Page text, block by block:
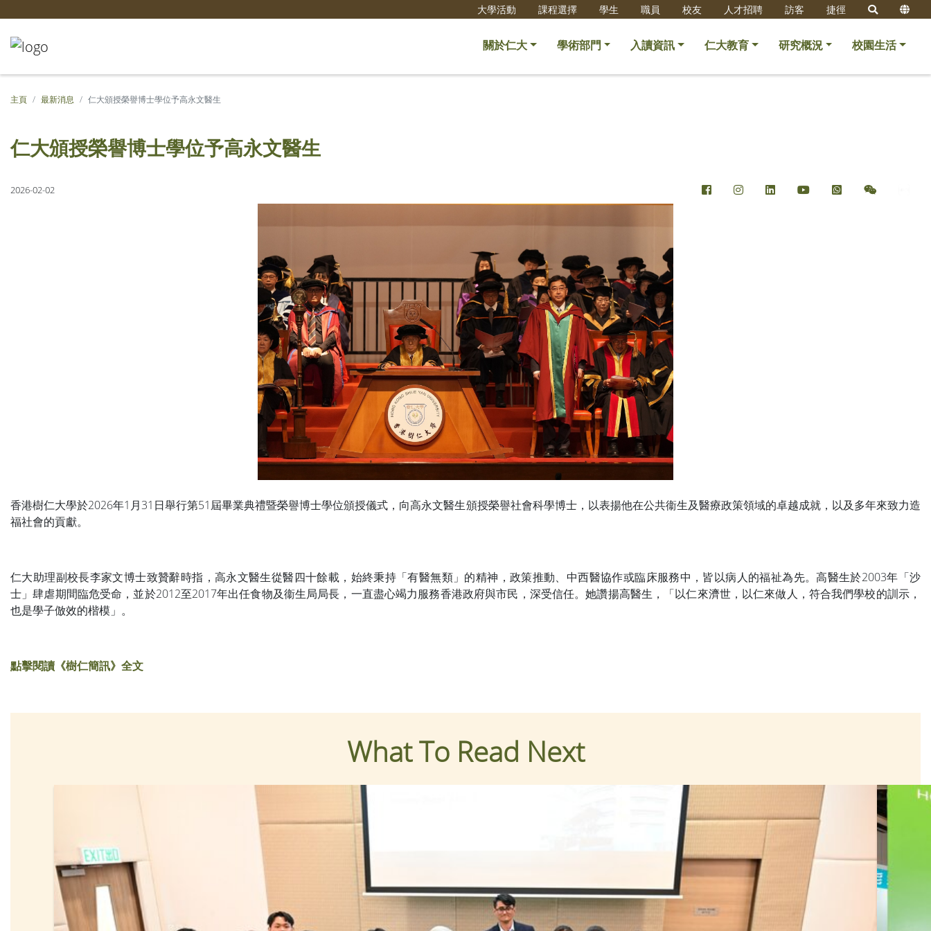
大學活動 課程選擇 學生 職員 校友 人才招聘 訪客 捷徑
關於仁大 學術部門 入讀資訊 仁大教育 研究概況 校園生活
主頁 最新消息 仁大頒授榮譽博士學位予高永文醫生
仁大頒授榮譽博士學位予高永文醫生
2026-02-02
香港樹仁大學於2026年1月31日舉行第51屆畢業典禮暨榮譽博士學位頒授儀式，向高永文醫生頒授榮譽社會科學博士，以表揚他在公共衞生及醫療政策領域的卓越成就，以及多年來致力造
福社會的貢獻。
仁大助理副校長李家文博士致贊辭時指，高永文醫生從醫四十餘載，始終秉持「有醫無類」的精神，政策推動、中西醫協作或臨床服務中，皆以病人的福祉為先。高醫生於2003年「沙
士」肆虐期間臨危受命，並於2012至2017年出任食物及衞生局局長，一直盡心竭力服務香港政府與市民，深受信任。她讚揚高醫生，「以仁來濟世，以仁來做人，符合我們學校的訓示，
也是學子倣效的楷模」。
點擊閱讀《樹仁簡訊》全文
What To Read Next